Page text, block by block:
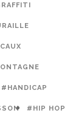
#HANDICAP
#HIP HOP